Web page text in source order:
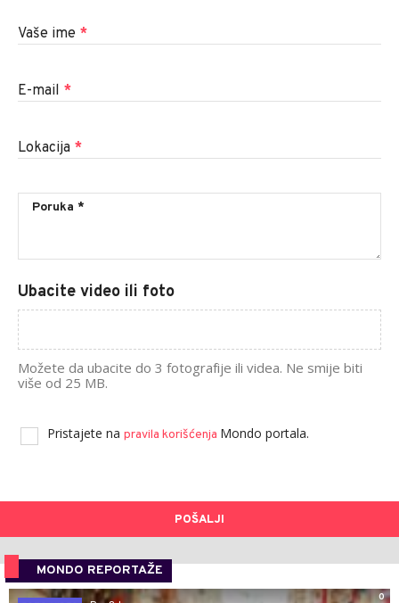
Vaše ime *
E-mail *
Lokacija *
Ubacite video ili foto
Možete da ubacite do 3 fotografije ili videa. Ne smije biti
više od 25 MB.
Pristajete na pravila korišćenja Mondo portala.
POŠALJI
MONDO REPORTAŽE
0